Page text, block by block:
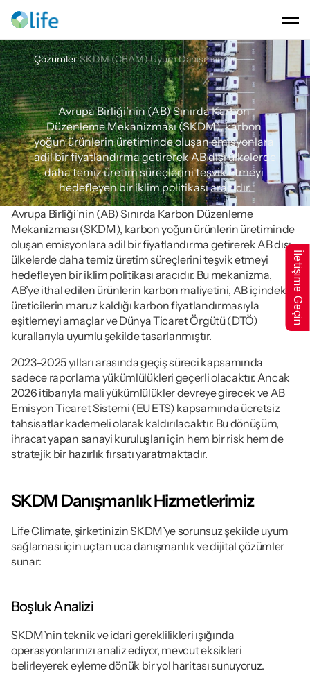
Çözümler SKDM (CBAM) Uyum Danışmanlığı
SKDM(CBAM)Uyum
Danışmanlığı
Avrupa Birliği’nin (AB) Sınırda Karbon
Düzenleme Mekanizması (SKDM), karbon
yoğun ürünlerin üretiminde oluşan emisyonlara
adil bir fiyatlandırma getirerek AB dışı ülkelerde
daha temiz üretim süreçlerini teşvik etmeyi
hedefleyen bir iklim politikası aracıdır.
Avrupa Birliği’nin (AB) Sınırda Karbon Düzenleme
Mekanizması (SKDM), karbon yoğun ürünlerin üretiminde
oluşan emisyonlara adil bir fiyatlandırma getirerek AB dışı
ülkelerde daha temiz üretim süreçlerini teşvik etmeyi
hedefleyen bir iklim politikası aracıdır. Bu mekanizma,
AB’ye ithal edilen ürünlerin karbon maliyetini, AB içindeki
üreticilerin maruz kaldığı karbon fiyatlandırmasıyla
eşitlemeyi amaçlar ve Dünya Ticaret Örgütü (DTÖ)
kurallarıyla uyumlu şekilde tasarlanmıştır.
2023–2025 yılları arasında geçiş süreci kapsamında
sadece raporlama yükümlülükleri geçerli olacaktır. Ancak
2026 itibarıyla mali yükümlülükler devreye girecek ve AB
Emisyon Ticaret Sistemi (EU ETS) kapsamında ücretsiz
tahsisatlar kademeli olarak kaldırılacaktır. Bu dönüşüm,
ihracat yapan sanayi kuruluşları için hem bir risk hem de
stratejik bir hazırlık fırsatı yaratmaktadır.
SKDM Danışmanlık Hizmetlerimiz
Life Climate, şirketinizin SKDM’ye sorunsuz şekilde uyum
sağlaması için uçtan uca danışmanlık ve dijital çözümler
sunar:
Boşluk Analizi
SKDM’nin teknik ve idari gereklilikleri ışığında
operasyonlarınızı analiz ediyor, mevcut eksikleri
belirleyerek eyleme dönük bir yol haritası sunuyoruz.
İletişime Geçin